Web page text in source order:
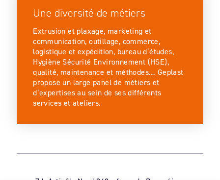
Une diversité de métiers
Extrusion et plaxage, marketing et
communication, outillage, commerce,
logistique et expédition, bureau d’études,
Hygiène Sécurité Environnement (HSE),
qualité, maintenance et méthodes… Geplast
propose un large panel de métiers et
d’expertises au sein de ses différents
services et ateliers.